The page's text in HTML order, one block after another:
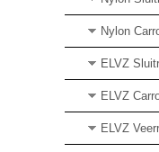
Nylon
ELVZ
ELVZ
ELVZ